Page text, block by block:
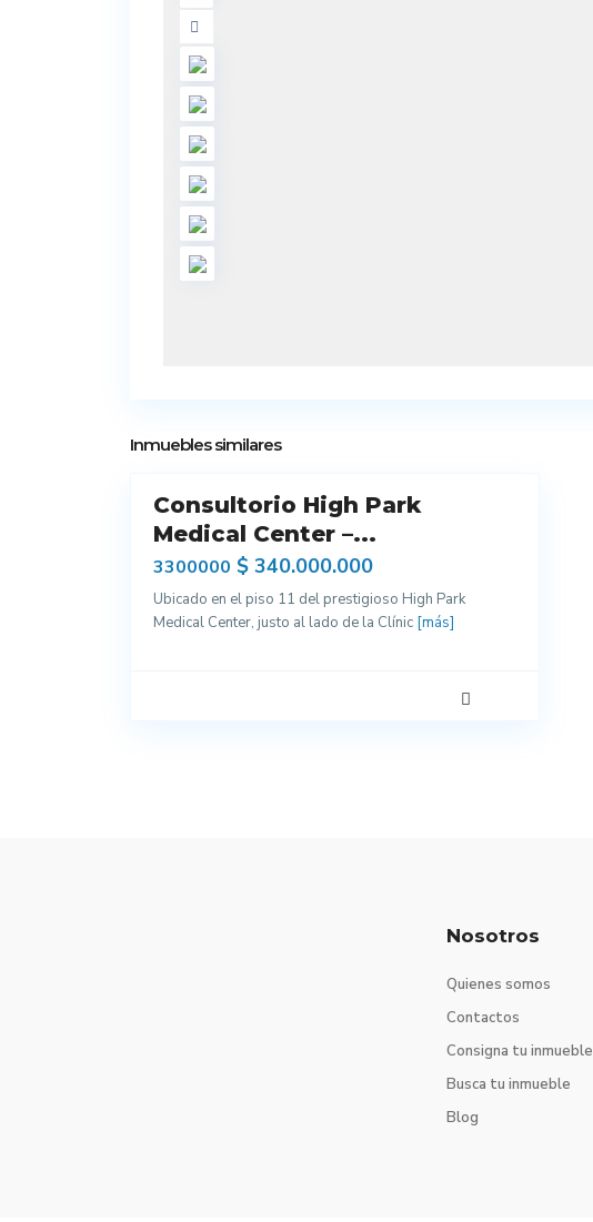
Inmuebles similares
7
Consultorio High Park
Medical Center –...
3300000 $ 340.000.000
Ubicado en el piso 11 del prestigioso High Park
Medical Center, justo al lado de la Clínic [más]
Nosotros
Quienes somos
Contactos
Consigna tu inmueble
Busca tu inmueble
Blog